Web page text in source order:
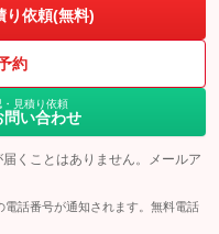
り依頼(無料)
約
・見積り依頼
問い合わせ
くことはありません。メールア
話番号が通知されます。無料電話